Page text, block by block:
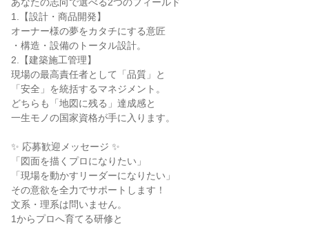
1.【設計・商品開発】
オーナー様の夢をカタチにする意匠
・構造・設備のトータル設計。
2.【建築施工管理】
現場の最高責任者として「品質」と
「安全」を統括するマネジメント。
どちらも「地図に残る」達成感と
一生モノの国家資格が手に入ります。
✨ 応募歓迎メッセージ ✨
「図面を描くプロになりたい」
「現場を動かすリーダーになりたい」
その意欲を全力でサポートします！
文系・理系は問いません。
1からプロへ育てる研修と